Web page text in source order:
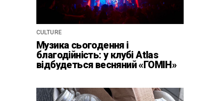
CULTURE
Музика сьогодення і
благодійність: у клубі Atlas
відбудеться весняний «ГОМІН»